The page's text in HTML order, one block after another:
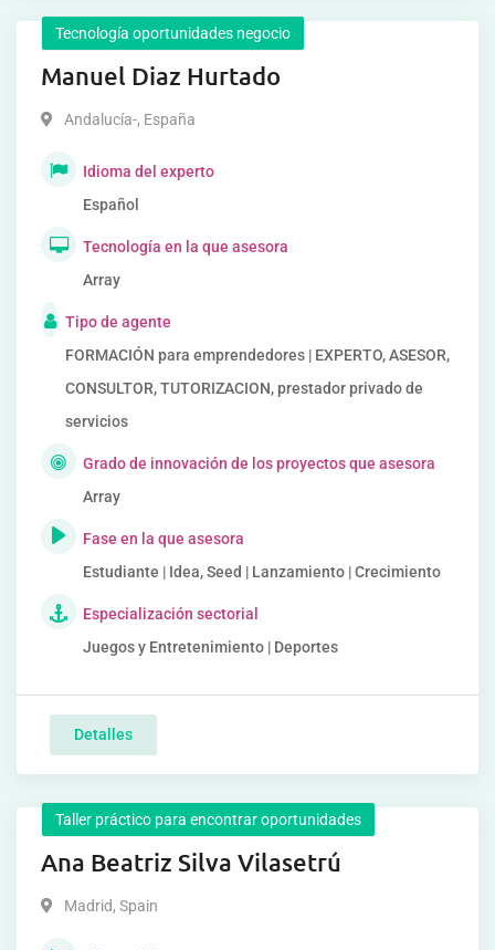
Tecnología oportunidades negocio
Manuel Diaz Hurtado
Andalucía-, España
Idioma del experto
Español
Tecnología en la que asesora
Array
Tipo de agente
FORMACIÓN para emprendedores | EXPERTO, ASESOR,
CONSULTOR, TUTORIZACION, prestador privado de
servicios
Grado de innovación de los proyectos que asesora
Array
Fase en la que asesora
Estudiante | Idea, Seed | Lanzamiento | Crecimiento
Especialización sectorial
Juegos y Entretenimiento | Deportes
Detalles
Taller práctico para encontrar oportunidades
Ana Beatriz Silva Vilasetrú
Madrid, Spain